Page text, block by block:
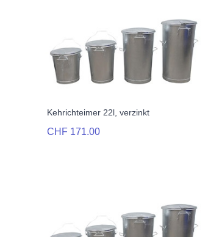
Kehrichteimer 22l, verzinkt
CHF 171.00